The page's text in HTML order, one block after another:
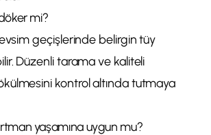
mi?
geçişlerinde belirgin tüy
Düzenli tarama ve kaliteli
kontrol altında tutmaya
yaşamına uygun mu?